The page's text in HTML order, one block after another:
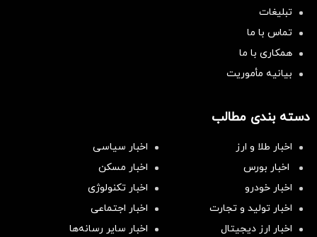
تبلیغات
تماس با ما
همکاری با ما
بیانیه مأموریت
دسته بندی مطالب
اخبار طلا و ارز
اخبار سیاسی
اخبار بورس
اخبار مسکن
اخبار خودرو
اخبار تکنولوژی
اخبار تولید و تجارت
اخبار اجتماعی
اخبار ارز دیجیتال
اخبار سایر رسانه‌‌ها